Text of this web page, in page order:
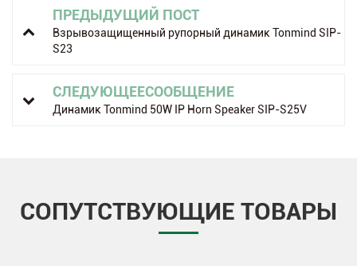
ПРЕДЫДУЩИЙ ПОСТ
Взрывозащищенный рупорный динамик Tonmind SIP-
S23
СЛЕДУЮЩЕЕСООБЩЕНИЕ
Динамик Tonmind 50W IP Horn Speaker SIP-S25V
СОПУТСТВУЮЩИЕ ТОВАРЫ